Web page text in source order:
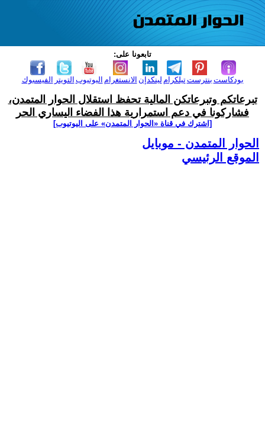
تابعونا على:
الفيسبوك التويتر اليوتيوب الانستغرام لينكدإن تيلكرامبنترست بودكاست
تبرعاتكم وتبرعاتكن المالية تحفظ استقلال الحوار المتمدن،
فشاركونا في دعم استمرارية هذا الفضاء اليساري الحر
[اشترك في قناة ‫«الحوار المتمدن» على اليوتيوب]
الحوار المتمدن - موبايل
الموقع الرئيسي